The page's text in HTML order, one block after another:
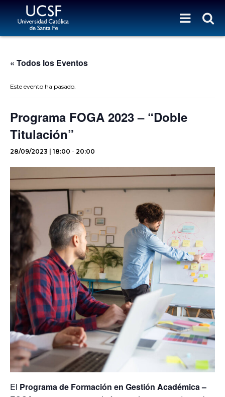
« Todos los Eventos
Este evento ha pasado.
Programa FOGA 2023 – “Doble
Titulación”
28/09/2023 | 18:00 - 20:00
El Programa de Formación en Gestión Académica –